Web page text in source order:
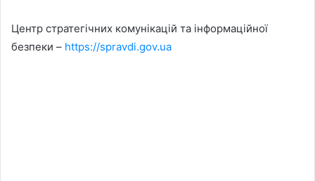
Центр стратегічних комунікацій та інформаційної
безпеки – https://spravdi.gov.ua